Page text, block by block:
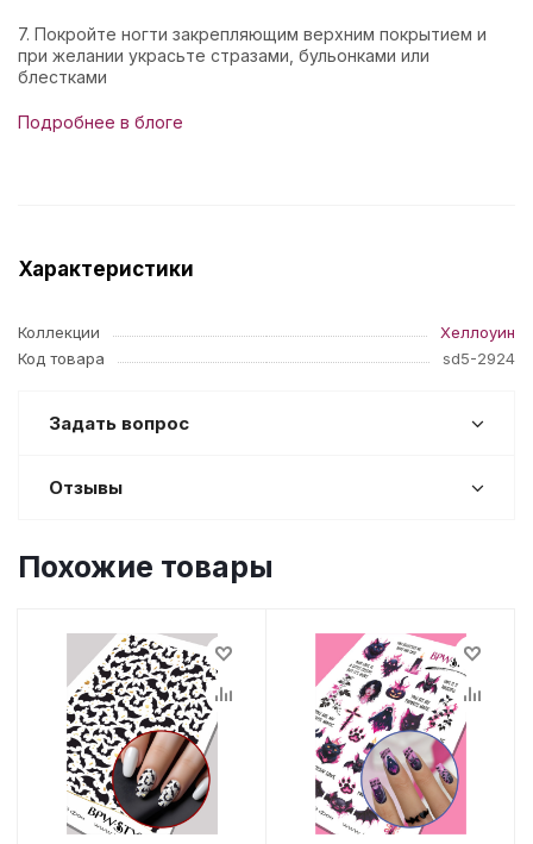
7. Покройте ногти закрепляющим верхним покрытием и
при желании украсьте стразами, бульонками или
блестками
Подробнее в блоге
Характеристики
Коллекции
Хеллоуин
Код товара
sd5-2924
Задать вопрос
Отзывы
Похожие товары